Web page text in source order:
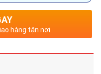
hàng tận nơi